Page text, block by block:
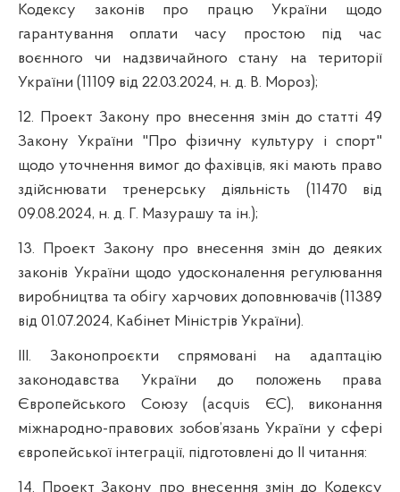
Кодексу законів про працю України щодо
гарантування оплати часу простою під час
воєнного чи надзвичайного стану на території
України (11109 від 22.03.2024, н. д. В. Мороз);
12. Проект Закону про внесення змін до статті 49
Закону України "Про фізичну культуру і спорт"
щодо уточнення вимог до фахівців, які мають право
здійснювати тренерську діяльність (11470 від
09.08.2024, н. д. Г. Мазурашу та ін.);
13. Проект Закону про внесення змін до деяких
законів України щодо удосконалення регулювання
виробництва та обігу харчових доповнювачів (11389
від 01.07.2024, Кабінет Міністрів України).
ІІІ. Законопроєкти спрямовані на адаптацію
законодавства України до положень права
Європейського Союзу (acquis ЄС), виконання
міжнародно-правових зобов’язань України у сфері
європейської інтеграції, підготовлені до ІІ читання:
14. Проект Закону про внесення змін до Кодексу